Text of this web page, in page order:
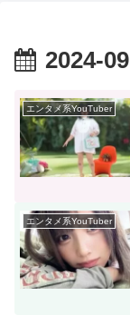
2024-09
エンタメ系YouTuber
エンタメ系YouTuber